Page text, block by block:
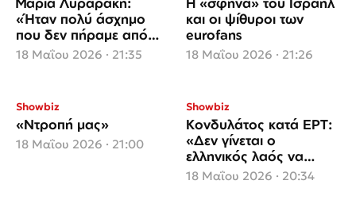
«Ήταν πολύ άσχημο
που δεν πήραμε από
πολλές χώρες ούτε
18 Μαΐου 2026 · 21:35
και οι ψίθυροι των
eurofans
18 Μαΐου 2026 · 21:26
Showbiz
«Ντροπή μας»
18 Μαΐου 2026 · 21:00
Showbiz
Κονδυλάτος κατά ΕΡΤ:
«Δεν γίνεται ο
ελληνικός λαός να
διασύρεται»
18 Μαΐου 2026 · 20:34